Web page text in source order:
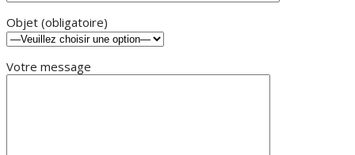
Objet (obligatoire)
Votre message